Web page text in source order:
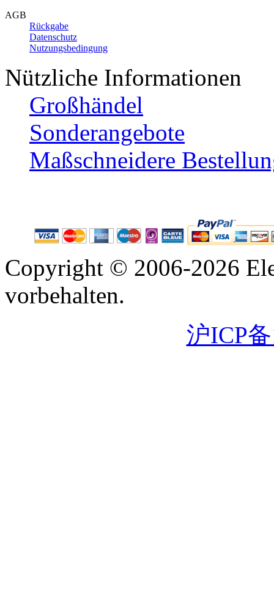
AGB
Rückgabe
Datenschutz
Nutzungsbedingung
Nützliche Informationen
Großhändel
Sonderangebote
Maßschneidere
Copyright © 2006-2026
vorbehalten.
沪ICP